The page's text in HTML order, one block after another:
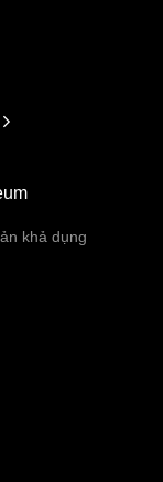
khả dụng